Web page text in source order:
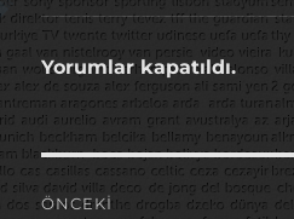
Yorumlar kapatıldı.
Yazı
ÖNCEKI